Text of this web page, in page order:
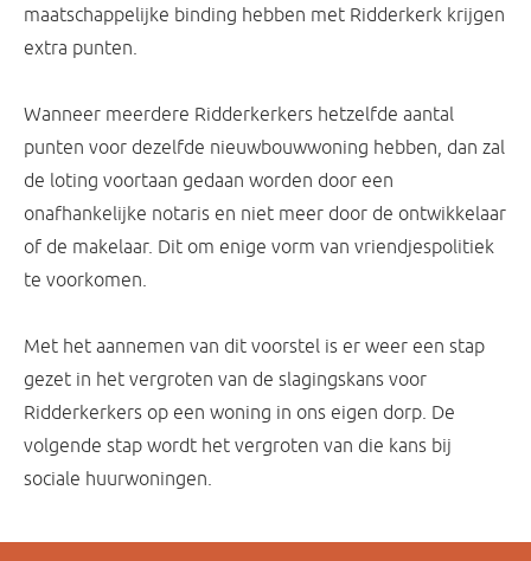
maatschappelijke binding hebben met Ridderkerk krijgen
extra punten.
Wanneer meerdere Ridderkerkers hetzelfde aantal
punten voor dezelfde nieuwbouwwoning hebben, dan zal
de loting voortaan gedaan worden door een
onafhankelijke notaris en niet meer door de ontwikkelaar
of de makelaar. Dit om enige vorm van vriendjespolitiek
te voorkomen.
Met het aannemen van dit voorstel is er weer een stap
gezet in het vergroten van de slagingskans voor
Ridderkerkers op een woning in ons eigen dorp. De
volgende stap wordt het vergroten van die kans bij
sociale huurwoningen.